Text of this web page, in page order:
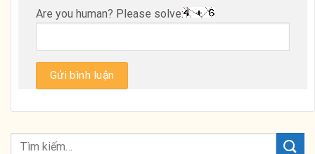
Are you human? Please solve: